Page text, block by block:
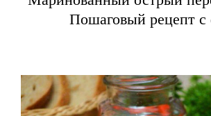
Пошаговый рецепт с